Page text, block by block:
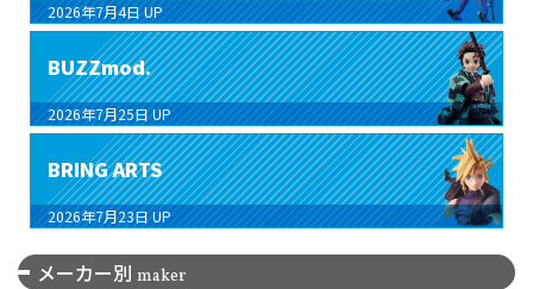
2026年7月4日 UP
BUZZmod.
2026年7月25日 UP
BRING ARTS
2026年7月23日 UP
メーカー別 maker